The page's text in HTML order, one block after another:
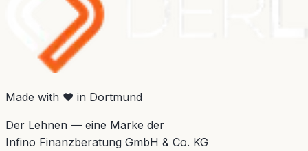
Made with ♥ in Dortmund
Der Lehnen — eine Marke der
Infino Finanzberatung GmbH & Co. KG